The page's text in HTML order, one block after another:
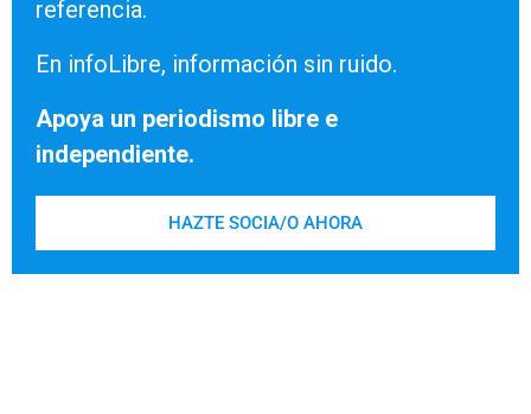
referencia.
En infoLibre, información sin ruido.
Apoya un periodismo libre e
independiente.
HAZTE SOCIA/O AHORA